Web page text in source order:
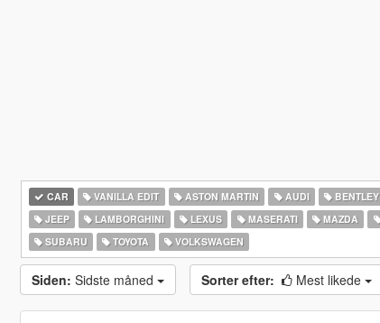
CAR VANILLA EDIT ASTON MARTIN AUDI BENTLEY
JEEP
LAMBORGHINI LEXUS MASERATI MAZDA
SUBARU
TOYOTA VOLKSWAGEN
Siden: Sidste måned Sorter efter: Mest likede